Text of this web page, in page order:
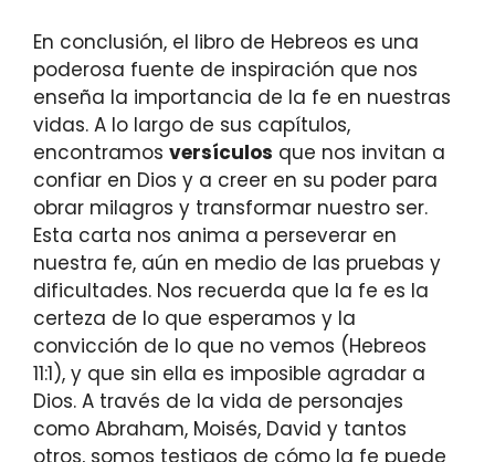
En conclusión, el libro de Hebreos es una
poderosa fuente de inspiración que nos
enseña la importancia de la fe en nuestras
vidas. A lo largo de sus capítulos,
encontramos versículos que nos invitan a
confiar en Dios y a creer en su poder para
obrar milagros y transformar nuestro ser.
Esta carta nos anima a perseverar en
nuestra fe, aún en medio de las pruebas y
dificultades. Nos recuerda que la fe es la
certeza de lo que esperamos y la
convicción de lo que no vemos (Hebreos
11:1), y que sin ella es imposible agradar a
Dios. A través de la vida de personajes
como Abraham, Moisés, David y tantos
otros, somos testigos de cómo la fe puede